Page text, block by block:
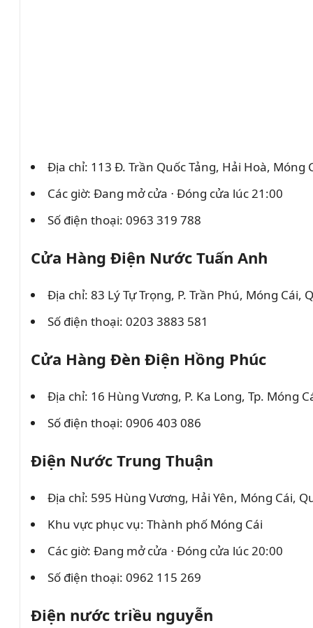
Địa chỉ: 113 Đ. Trần Quốc Tảng, Hải Hoà, Móng
Các giờ: Đang mở cửa ⋅ Đóng cửa lúc 21:00
Số điện thoại: 0963 319 788
Cửa Hàng Điện Nước Tuấn Anh
Địa chỉ: 83 Lý Tự Trọng, P. Trần Phú, Móng Cái,
Số điện thoại: 0203 3883 581
Cửa Hàng Đèn Điện Hồng Phúc
Địa chỉ: 16 Hùng Vương, P. Ka Long, Tp. Móng
Số điện thoại: 0906 403 086
Điện Nước Trung Thuận
Địa chỉ: 595 Hùng Vương, Hải Yên, Móng Cái,
Khu vực phục vụ: Thành phố Móng Cái
Các giờ: Đang mở cửa ⋅ Đóng cửa lúc 20:00
Số điện thoại: 0962 115 269
Điện nước triều nguyễn